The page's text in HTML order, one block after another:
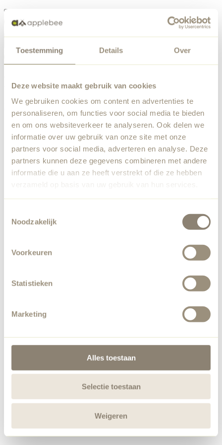
Toestemming Details Over
Deze website maakt gebruik van cookies
We gebruiken cookies om content en advertenties te
personaliseren, om functies voor social media te bieden
en om ons websiteverkeer te analyseren. Ook delen we
informatie over uw gebruik van onze site met onze
partners voor social media, adverteren en analyse. Deze
partners kunnen deze gegevens combineren met andere
informatie die u aan ze heeft verstrekt of die ze hebben
verzameld op basis van uw gebruik van hun services.
Noodzakelijk
Voorkeuren
Statistieken
Marketing
Alles toestaan
Selectie toestaan
Weigeren
Etwas ist schiefgelaufen
Team wurde benachrichtigt.
Zurück zur Startseite